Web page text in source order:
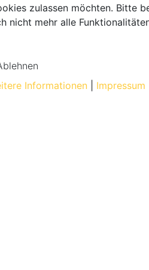
zulassen möchten. Bitte
nicht mehr alle
Informationen| Impressum